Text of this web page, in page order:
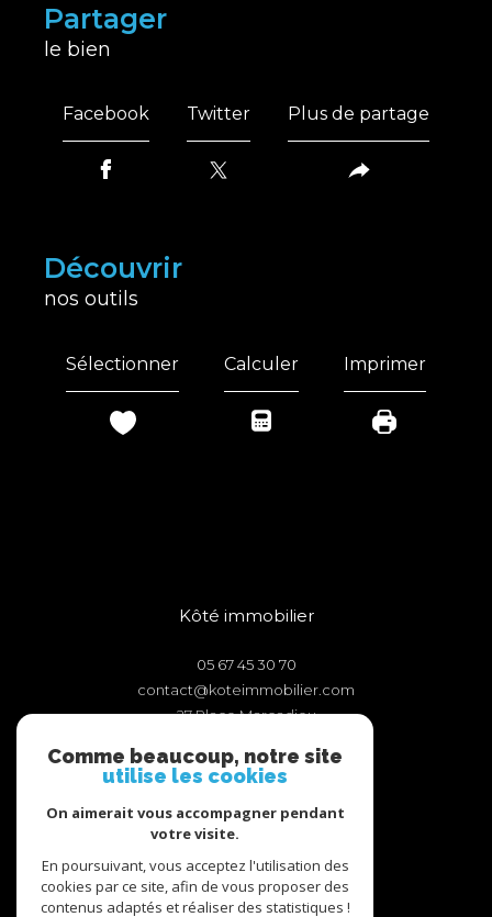
partager
le bien
Facebook Twitter Plus de partage
découvrir
nos outils
Sélectionner Calculer Imprimer
Kôté immobilier
05 67 45 30 70
contact@koteimmobilier.com
27 Place Marcadieu
Comme beaucoup, notre site
utilise les cookies
On aimerait vous accompagner pendant
votre visite.
En poursuivant, vous acceptez l'utilisation des
cookies par ce site, afin de vous proposer des
contenus adaptés et réaliser des statistiques !